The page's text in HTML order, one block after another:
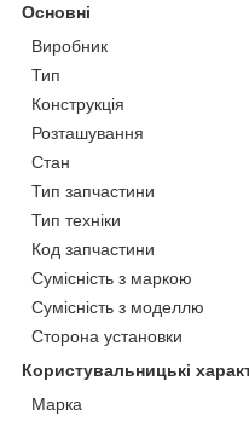
Основні
Виробник
Тип
Конструкція
Розташування
Стан
Тип запчастини
Тип техніки
Код запчастини
Сумісність з маркою
Сумісність з моделлю
Сторона установки
Користувальницькі
Марка